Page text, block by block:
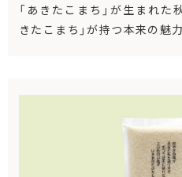
「あきたこまち」が生まれた
きたこまち」が持つ本来の魅